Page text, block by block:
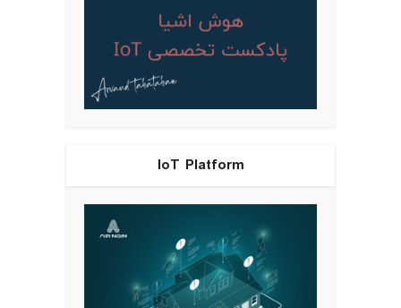
IoT Platform